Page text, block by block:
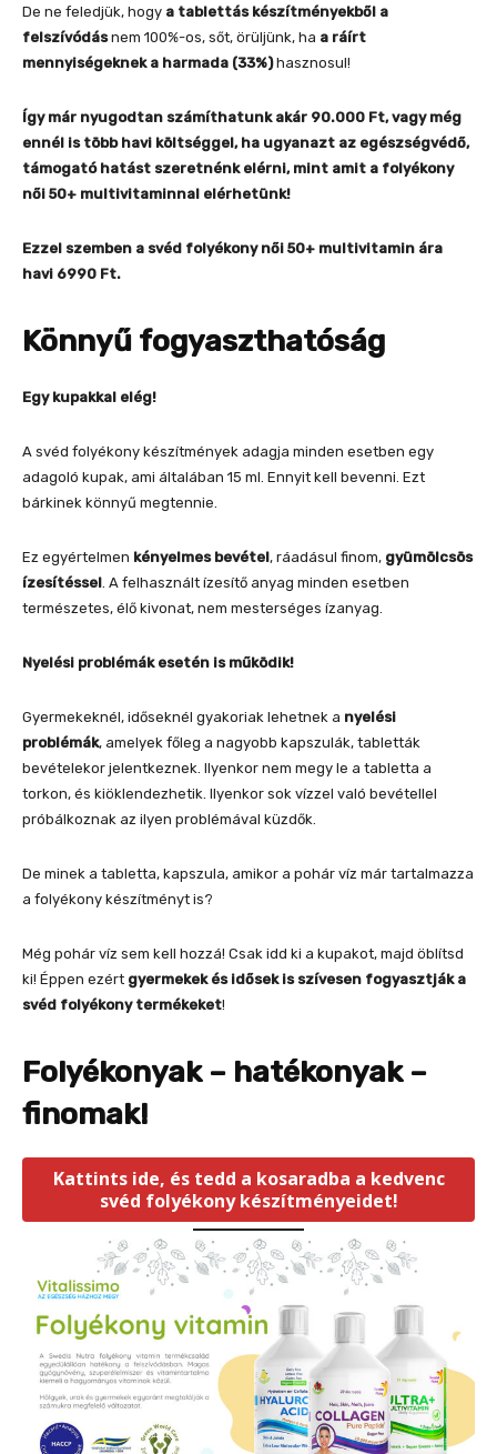
De ne feledjük, hogy a tablettás készítményekből a
felszívódásnem 100%-os, sőt, örüljünk, ha a ráírt
mennyiségeknek a harmada (33%)hasznosul!
Így már nyugodtan számíthatunk akár 90.000 Ft, vagy még
ennél is több havi költséggel, ha ugyanazt az egészségvédő,
támogató hatást szeretnénk elérni, mint amit a folyékony
női 50+ multivitaminnal elérhetünk!
Ezzel szemben a svéd folyékony női 50+ multivitamin ára
havi 6990 Ft.
Könnyű fogyaszthatóság
Egy kupakkal elég!
A svéd folyékony készítmények adagja minden esetben egy
adagoló kupak, ami általában 15 ml. Ennyit kell bevenni. Ezt
bárkinek könnyű megtennie.
Ez egyértelmen kényelmes bevétel, ráadásul finom, gyümölcsös
ízesítéssel . A felhasznált ízesítő anyag minden esetben
természetes, élő kivonat, nem mesterséges ízanyag.
Nyelési problémák esetén is működik!
Gyermekeknél, időseknél gyakoriak lehetnek a nyelési
problémák, amelyek főleg a nagyobb kapszulák, tabletták
bevételekor jelentkeznek. Ilyenkor nem megy le a tabletta a
torkon, és kiöklendezhetik. Ilyenkor sok vízzel való bevétellel
próbálkoznak az ilyen problémával küzdők.
De minek a tabletta, kapszula, amikor a pohár víz már tartalmazza
a folyékony készítményt is?
Még pohár víz sem kell hozzá! Csak idd ki a kupakot, majd öblítsd
ki! Éppen ezért gyermekek és idősek is szívesen fogyasztják a
svéd folyékony termékeket!
Folyékonyak – hatékonyak –
finomak!
Kattints ide, és tedd a kosaradba a kedvenc
svéd folyékony készítményeidet!